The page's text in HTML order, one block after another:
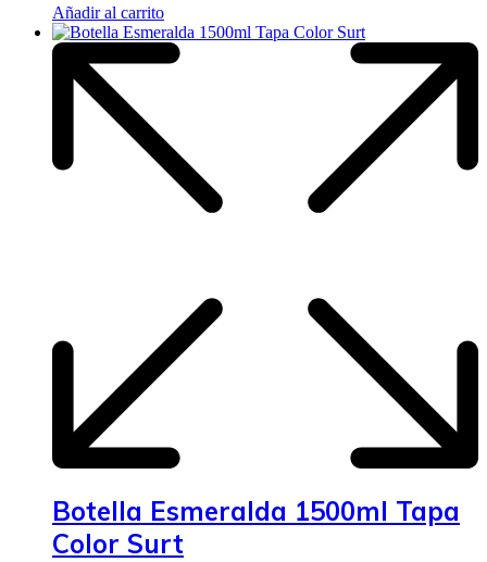
Añadir al carrito
Botella Esmeralda 1500ml Tapa
Color Surt